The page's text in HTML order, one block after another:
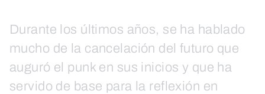
Durante los últimos años, se ha hablado
mucho de la cancelación del futuro que
auguró el punk en sus inicios y que ha
servido de base para la reflexión en